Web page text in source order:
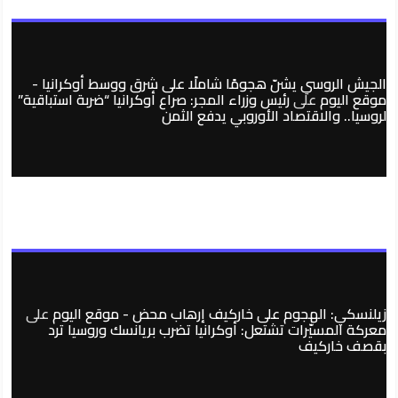
الجيش الروسي يشنّ هجومًا شاملًا على شرق ووسط أوكرانيا -
موقع اليومعلىرئيس وزراء المجر: صراع أوكرانيا “ضربة استباقية”
لروسيا.. والاقتصاد الأوروبي يدفع الثمن
زيلنسكي: الهجوم على خاركيف إرهاب محض - موقع اليومعلى
معركة المسيّرات تشتعل: أوكرانيا تضرب بريانسك وروسيا ترد
بقصف خاركيف